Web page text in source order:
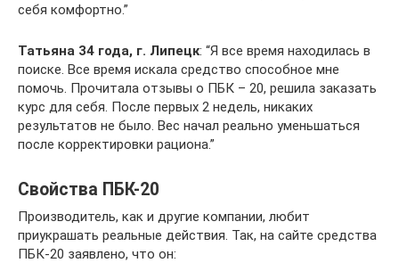
себя комфортно.”
Татьяна 34 года, г. Липецк: “Я все время находилась в
поиске. Все время искала средство способное мне
помочь. Прочитала отзывы о ПБК – 20, решила заказать
курс для себя. После первых 2 недель, никаких
результатов не было. Вес начал реально уменьшаться
после корректировки рациона.”
Свойства ПБК-20
Производитель, как и другие компании, любит
приукрашать реальные действия. Так, на сайте средства
ПБК-20 заявлено, что он: